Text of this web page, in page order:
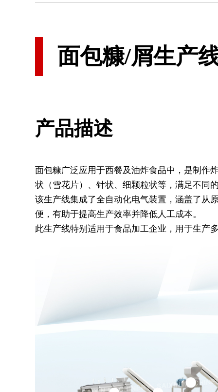
面包糠/屑生产
产品描述
面包糠广泛应用于西餐及油炸食品中，是制作
状（雪花片）、针状、细颗粒状等，满足不同
该生产线集成了全自动化电气装置，涵盖了从
便，有助于提高生产效率并降低人工成本。
此生产线特别适用于食品加工企业，用于生产